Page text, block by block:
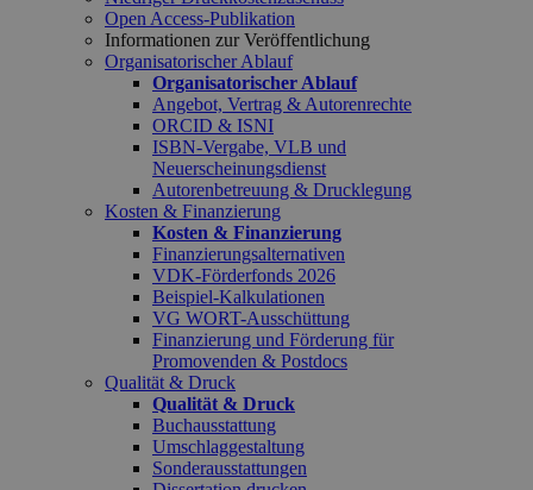
Open Access-Publikation
Informationen zur Veröffentlichung
Organisatorischer Ablauf
Organisatorischer Ablauf
Angebot, Vertrag & Autorenrechte
ORCID & ISNI
ISBN-Vergabe, VLB und
Neuerscheinungsdienst
Autorenbetreuung & Drucklegung
Kosten & Finanzierung
Kosten & Finanzierung
Finanzierungsalternativen
VDK-Förderfonds 2026
Beispiel-Kalkulationen
VG WORT-Ausschüttung
Finanzierung und Förderung für
Promovenden & Postdocs
Qualität & Druck
Qualität & Druck
Buchausstattung
Umschlaggestaltung
Sonderausstattungen